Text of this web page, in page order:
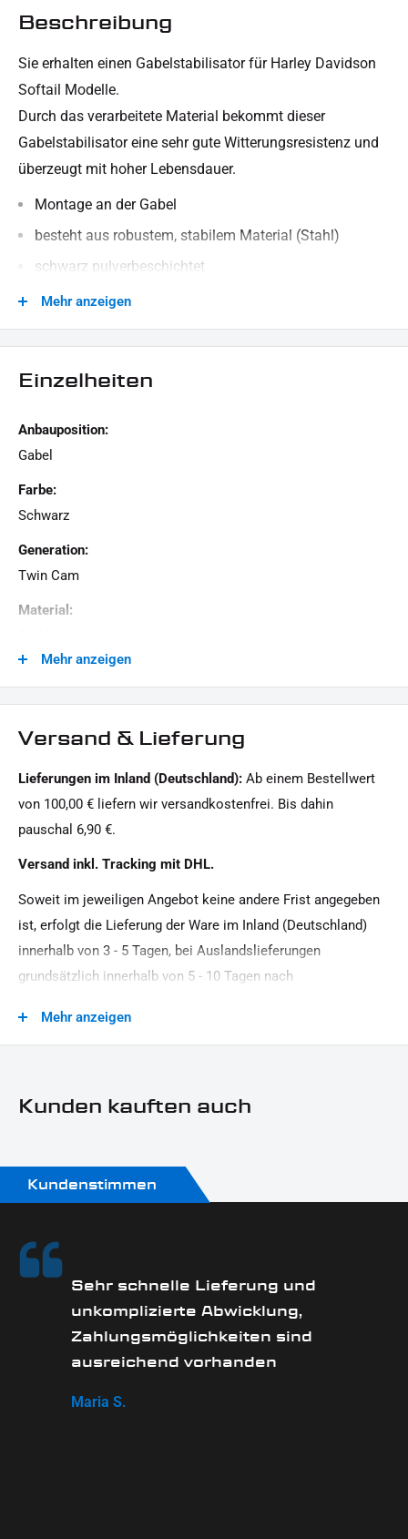
Beschreibung
Sie erhalten einen Gabelstabilisator für Harley Davidson
Softail Modelle.
Durch das verarbeitete Material bekommt dieser
Gabelstabilisator eine sehr gute Witterungsresistenz und
überzeugt mit hoher Lebensdauer.
Montage an der Gabel
besteht aus robustem, stabilem Material (Stahl)
schwarz pulverbeschichtet
Custom Artikel
LIEFERUMFANG:
1x Montagehinweise
Dieses Angebot kann Beispielbilder enthalten, deren Inhalt über den Lieferumfang hinausgeht.
Mehr anzeigen
Einzelheiten
Anbauposition:
Gabel
Farbe:
Schwarz
Generation:
Twin Cam
Material:
Motiv:
Motorradmarke:
Harley-Davidson
Produkttyp:
Gabelstabilisatoren
Strassenzulassung:
Mehr anzeigen
Versand & Lieferung
Lieferungen im Inland (Deutschland): Ab einem Bestellwert
von 100,00 € liefern wir versandkostenfrei. Bis dahin
pauschal 6,90 €.
Versand inkl. Tracking mit DHL.
Soweit im jeweiligen Angebot keine andere Frist angegeben
ist, erfolgt die Lieferung der Ware im Inland (Deutschland)
innerhalb von 3 - 5 Tagen, bei Auslandslieferungen
grundsätzlich innerhalb von 5 - 10 Tagen nach
Zeitpunkt Ihrer Zahlungsanweisung).Beachten Sie, dass an
Mehr anzeigen
Kunden kauften auch
Kundenstimmen
Sehr schnelle Lieferung und
unkomplizierte Abwicklung,
Zahlungsmöglichkeiten sind
ausreichend vorhanden
Maria S.